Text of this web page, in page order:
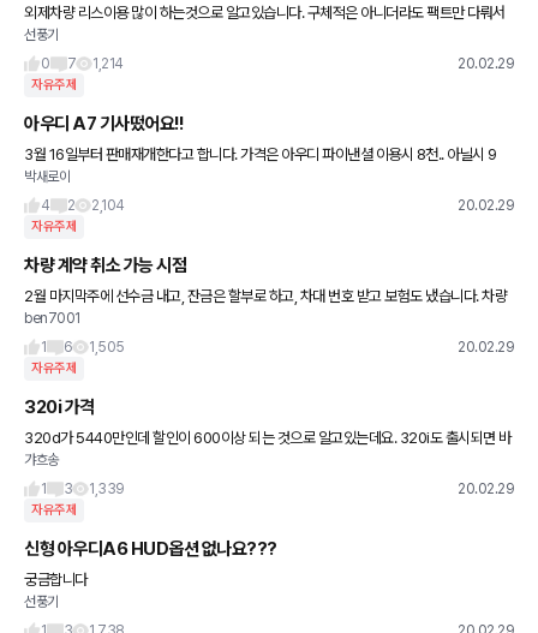
외제차량 리스이용 많이 하는것으로 알고있습니다. 구체적은 아니더라도 팩트만 다뤄서
선풍기
0
7 1,214 20.02.29
자유주제
아우디 A7 기사떴어요!!
3월 16일부터 판매재개한다고 합니다. 가격은 아우디 파이낸셜 이용시 8천.. 아닐시 9
천.. 진짜겠죠?
박새로이
4
2 2,104 20.02.29
자유주제
차량 계약 취소 가능 시점
2월 마지막주에 선수금 내고, 잔금은 할부로 하고, 차대 번호 받고 보험도 냈습니다. 차량
등록은 2월 28일 끝난거 같고, 차 탁송이 3/2일날이고 이 날 검수하고 인도받기로 했습
니다. 이 프로세
ben7001
1
6 1,505 20.02.29
자유주제
320i 가격
320d가 5440만인데 할인이 600이상 되는 것으로 알고있는데요. 320i도 출시되면 바
갸흐송
1
3 1,339 20.02.29
자유주제
신형 아우디A6 HUD옵션 없나요???
궁금합니다
선풍기